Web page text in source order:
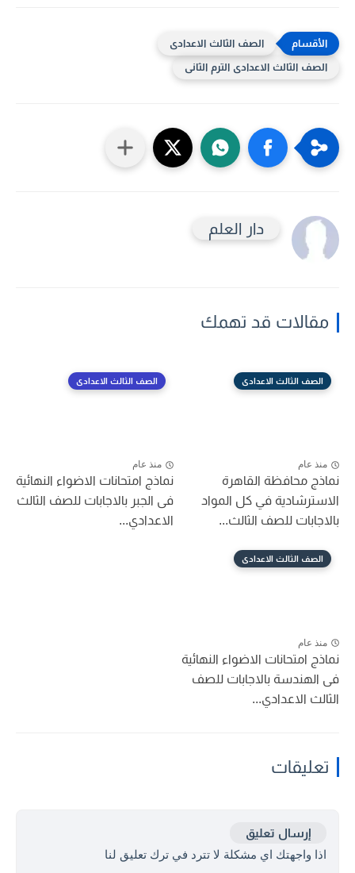
الصف الثالث الاعدادى
الصف الثالث الاعدادى الترم الثانى
دار العلم
مقالات قد تهمك
الصف الثالث الاعدادى
منذ عام
نماذج محافظة القاهرة
الاسترشادية في كل المواد
بالاجابات للصف الثالث...
الصف الثالث الاعدادى
منذ عام
نماذج امتحانات الاضواء النهائية
فى الجبر بالاجابات للصف الثالث
الاعدادي...
الصف الثالث الاعدادى
منذ عام
نماذج امتحانات الاضواء النهائية
فى الهندسة بالاجابات للصف
الثالث الاعدادي...
تعليقات
إرسال تعليق
اذا واجهتك اي مشكلة لا تترد في ترك تعليق لنا